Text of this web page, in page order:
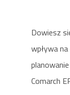
Dowiesz
wpływa
Comarch